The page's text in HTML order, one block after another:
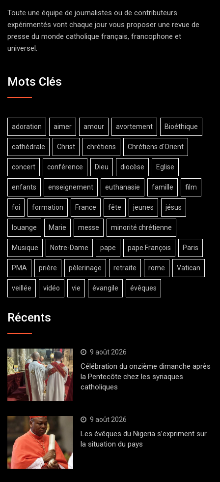
Toute une équipe de journalistes ou de contributeurs
expérimentés vont chaque jour vous proposer une revue de
presse du monde catholique français, francophone et
universel.
Mots Clés
adoration aimer amour avortement Bioéthique
cathédrale Christ chrétiens Chrétiens d'Orient
concert conférence Dieu diocèse Eglise
enfants enseignement euthanasie famille film
foi formation France fête jeunes jésus
louange Marie messe minorité chrétienne
Musique Notre-Dame pape pape François Paris
PMA prière pèlerinage retraite rome Vatican
veillée vidéo vie évangile évêques
Récents
9 août 2026
Célébration du onzième dimanche après
la Pentecôte chez les syriaques
catholiques
9 août 2026
Les évêques du Nigeria s’expriment sur
la situation du pays